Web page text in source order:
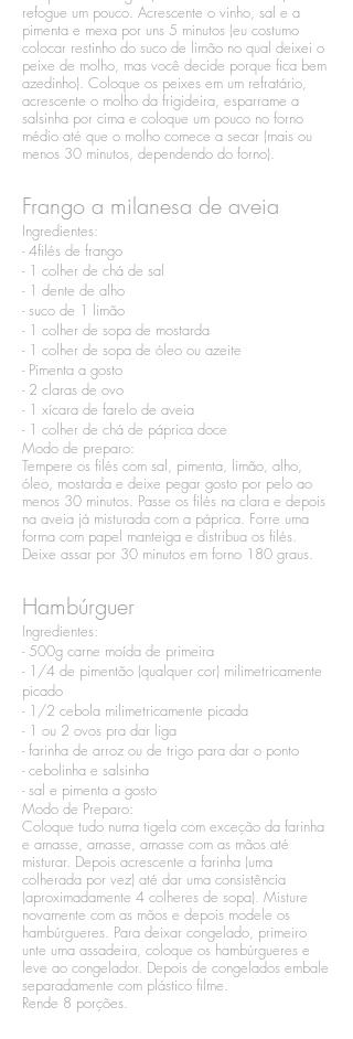
refogue um pouco. Acrescente o vinho, sal e a
pimenta e mexa por uns 5 minutos (eu costumo
colocar restinho do suco de limão no qual deixei o
peixe de molho, mas você decide porque fica bem
azedinho). Coloque os peixes em um refratário,
acrescente o molho da frigideira, esparrame a
salsinha por cima e coloque um pouco no forno
médio até que o molho comece a secar (mais ou
menos 30 minutos, dependendo do forno).
Frango a milanesa de aveia
Ingredientes:​
- 4filés de frango​
- 1 colher de chá de sal​
- 1 dente de alho​
- suco de 1 limão​
- 1 colher de sopa de mostarda​
- 1 colher de sopa de óleo ou azeite​
- Pimenta a gosto​
- 2 claras de ovo​
- 1 xícara de farelo de aveia​
- 1 colher de chá de páprica doce
Modo de preparo:​
Tempere os filés com sal, pimenta, limão, alho,
óleo, mostarda e deixe pegar gosto por pelo ao
menos 30 minutos. Passe os filés na clara e depois
na aveia já misturada com a páprica. Forre uma
forma com papel manteiga e distribua os filés.
Deixe assar por 30 minutos em forno 180 graus.
Hambúrguer
Ingredientes:​
- 500g carne moída de primeira​
- 1/4 de pimentão (qualquer cor) milimetricamente
picado​
- 1/2 cebola milimetricamente picada​
- 1 ou 2 ovos pra dar liga​
- farinha de arroz ou de trigo para dar o ponto​
- cebolinha e salsinha​
- sal e pimenta a gosto
Modo de Preparo:​
Coloque tudo numa tigela com exceção da farinha
e amasse, amasse, amasse com as mãos até
misturar. Depois acrescente a farinha (uma
colherada por vez) até dar uma consistência
(aproximadamente 4 colheres de sopa). Misture
novamente com as mãos e depois modele os
hambúrgueres. Para deixar congelado, primeiro
unte uma assadeira, coloque os hambúrgueres e
leve ao congelador. Depois de congelados embale
separadamente com plástico filme.​
Rende 8 porções.